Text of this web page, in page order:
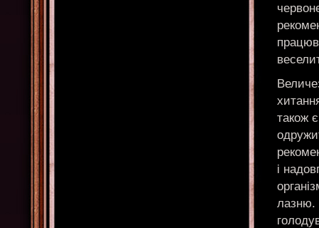
також
і
лазню.